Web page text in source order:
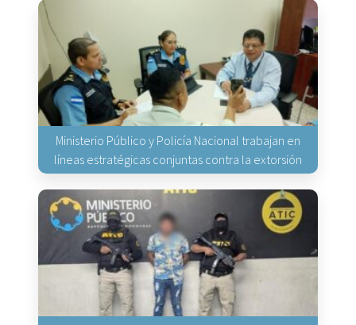
Ministerio Público y Policía Nacional trabajan en
líneas estratégicas conjuntas contra la extorsión